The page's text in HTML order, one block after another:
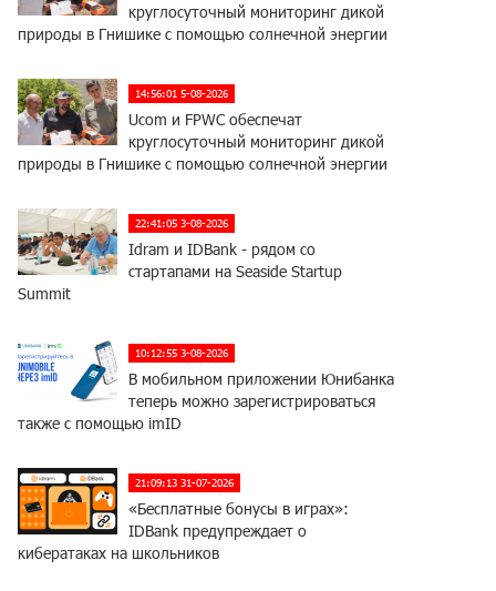
круглосуточный мониторинг дикой
природы в Гнишике с помощью солнечной энергии
14:56:01 5-08-2026
Ucom и FPWC обеспечат
круглосуточный мониторинг дикой
природы в Гнишике с помощью солнечной энергии
22:41:05 3-08-2026
Idram и IDBank - рядом со
стартапами на Seaside Startup
Summit
10:12:55 3-08-2026
В мобильном приложении Юнибанка
теперь можно зарегистрироваться
также с помощью imID
21:09:13 31-07-2026
«Бесплатные бонусы в играх»:
IDBank предупреждает о
кибератаках на школьников